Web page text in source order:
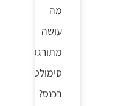
מה
עושה
מתורגמן
סימולטני
בכנס?